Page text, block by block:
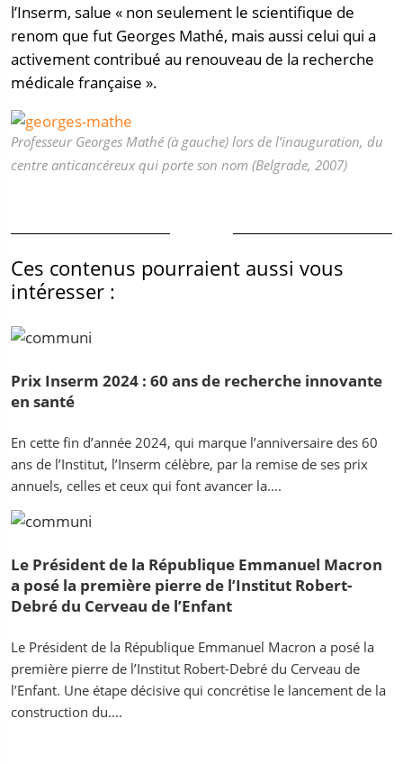
l’Inserm, salue « non seulement le scientifique de
renom que fut Georges Mathé, mais aussi celui qui a
activement contribué au renouveau de la recherche
médicale française ».
Professeur Georges Mathé (à gauche) lors de l’inauguration, du
centre anticancéreux qui porte son nom (Belgrade, 2007)
Ces contenus pourraient aussi vous
intéresser :
Prix Inserm 2024 : 60 ans de recherche innovante
en santé
En cette fin d’année 2024, qui marque l’anniversaire des 60
ans de l’Institut, l’Inserm célèbre, par la remise de ses prix
annuels, celles et ceux qui font avancer la....
Le Président de la République Emmanuel Macron
a posé la première pierre de l’Institut Robert-
Debré du Cerveau de l’Enfant
Le Président de la République Emmanuel Macron a posé la
première pierre de l’Institut Robert-Debré du Cerveau de
l’Enfant. Une étape décisive qui concrétise le lancement de la
construction du....